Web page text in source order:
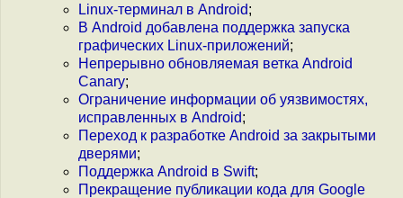
Linux-терминал в Android;
В Android добавлена поддержка запуска
графических Linux-приложений;
Непрерывно обновляемая ветка Android
Canary;
Ограничение информации об уязвимостях,
исправленных в Android;
Переход к разработке Android за закрытыми
дверями;
Поддержка Android в Swift;
Прекращение публикации кода для Google